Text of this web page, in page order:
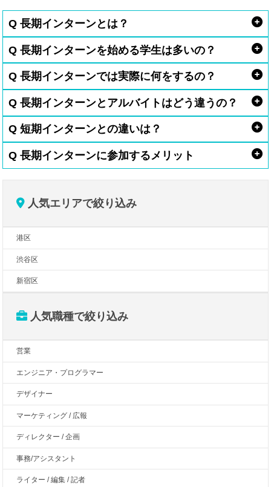
Q 長期インターンとは？
Q 長期インターンを始める学生は多いの？
Q 長期インターンでは実際に何をするの？
Q 長期インターンとアルバイトはどう違うの？
Q 短期インターンとの違いは？
Q 長期インターンに参加するメリット
人気エリアで絞り込み
港区
渋谷区
新宿区
人気職種で絞り込み
営業
エンジニア・プログラマー
デザイナー
マーケティング / 広報
ディレクター / 企画
事務/アシスタント
ライター / 編集 / 記者